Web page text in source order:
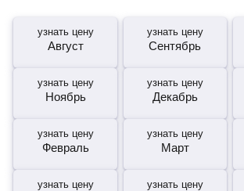
узнать цену
Август
узнать цену
Сентябрь
узнать цену
Ноябрь
узнать цену
Декабрь
узнать цену
Февраль
узнать цену
Март
узнать цену узнать цену